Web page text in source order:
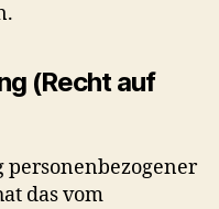
(Recht auf
personenbezogener
das vom